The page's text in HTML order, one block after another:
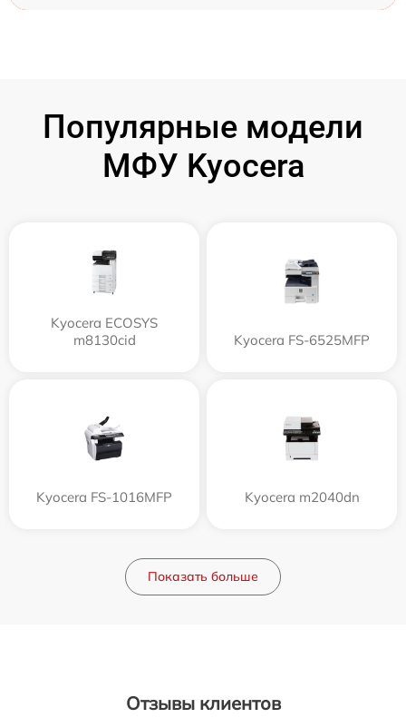
Популярные модели
МФУ Kyocera
Kyocera ECOSYS
m8130cid
Kyocera FS-6525MFP
Kyocera FS-1016MFP Kyocera m2040dn
Показать больше
Отзывы клиентов